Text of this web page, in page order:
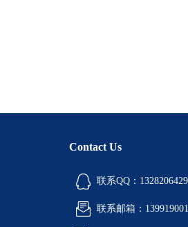
Contact Us
联系QQ：1328206429
联系邮箱：